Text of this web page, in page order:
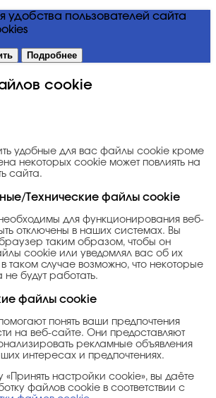
удобства пользователей сайта
Подробнее
cookie
удобные для вас файлы cookie кроме
некоторых cookie может повлиять на
сайта.
Технические файлы cookie
для функционирования веб-
отключены в наших системах. Вы
таким образом, чтобы он
cookie или уведомлял вас об их
таком случае возможно, что некоторые
будут работать.
файлы cookie
понять ваши предпочтения
на веб-сайте. Они предоставляют
рекламные объявления
интересах и предпочтениях.
настройки cookie», вы даёте
файлов cookie в соответствии с